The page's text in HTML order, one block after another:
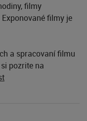
filmy
filmy je
a spracovaní filmu
pozrite na